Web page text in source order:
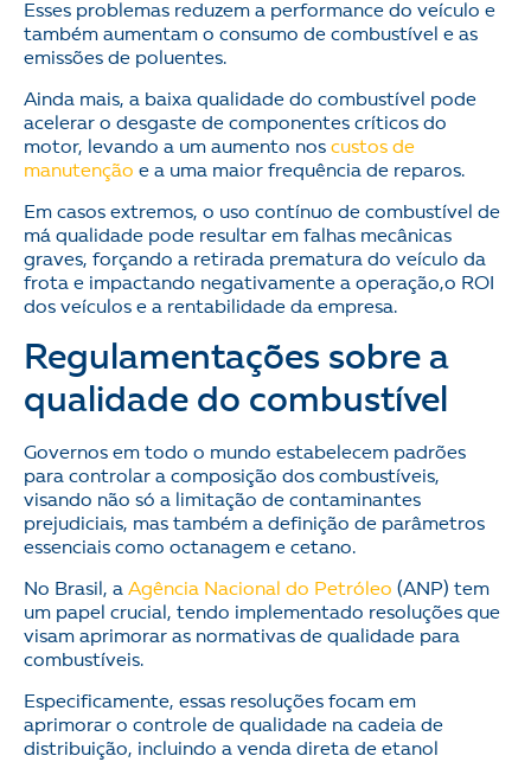
Esses problemas reduzem a performance do veículo e
também aumentam o consumo de combustível e as
emissões de poluentes.
Ainda mais, a baixa qualidade do combustível pode
acelerar o desgaste de componentes críticos do
motor, levando a um aumento nos custos de
manutenção e a uma maior frequência de reparos.
Em casos extremos, o uso contínuo de combustível de
má qualidade pode resultar em falhas mecânicas
graves, forçando a retirada prematura do veículo da
frota e impactando negativamente a operação,o ROI
dos veículos e a rentabilidade da empresa.
Regulamentações sobre a
qualidade do combustível
Governos em todo o mundo estabelecem padrões
para controlar a composição dos combustíveis,
visando não só a limitação de contaminantes
prejudiciais, mas também a definição de parâmetros
essenciais como octanagem e cetano.
No Brasil, a Agência Nacional do Petróleo (ANP) tem
um papel crucial, tendo implementado resoluções que
visam aprimorar as normativas de qualidade para
combustíveis.
Especificamente, essas resoluções focam em
aprimorar o controle de qualidade na cadeia de
distribuição, incluindo a venda direta de etanol